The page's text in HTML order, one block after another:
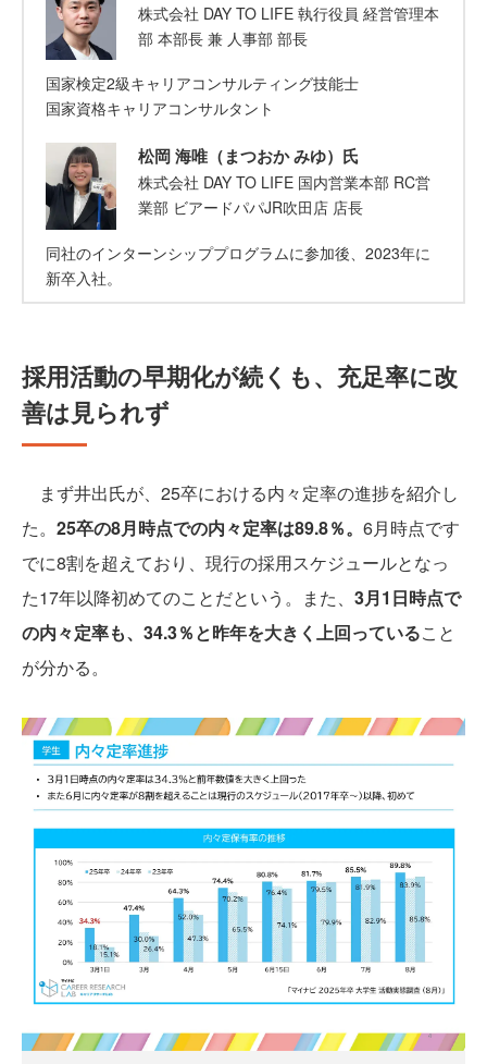
株式会社 DAY TO LIFE 執行役員 経営管理本
部 本部長 兼 人事部 部長
国家検定2級キャリアコンサルティング技能士
国家資格キャリアコンサルタント
松岡 海唯（まつおか みゆ）氏
株式会社 DAY TO LIFE 国内営業本部 RC営
業部 ビアードパパJR吹田店 店長
同社のインターンシッププログラムに参加後、2023年に
新卒入社。
採用活動の早期化が続くも、充足率に改
善は見られず
まず井出氏が、25卒における内々定率の進捗を紹介し
た。 25卒の8月時点での内々定率は89.8％。 6月時点です
でに8割を超えており、現行の採用スケジュールとなっ
た17年以降初めてのことだという。また、 3月1日時点で
の内々定率も、34.3％と昨年を大きく上回っていること
が分かる。